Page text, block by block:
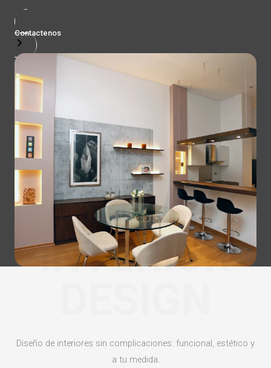
Contactenos
INTERIOR
Diseño de interiores sin complicaciones: funcional, estético y
a tu medida.